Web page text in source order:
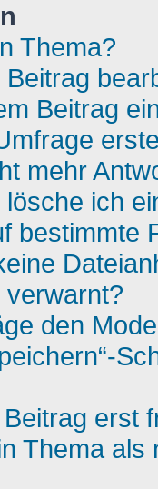
Thema?
Beitrag
mehr
ich
bestimmte
den
erst
Thema als